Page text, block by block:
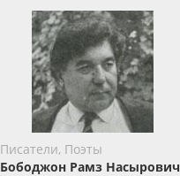
Писатели, Поэты
Бободжон Рамз Насырович